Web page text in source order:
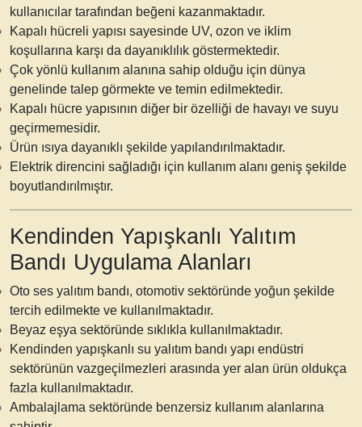
kullanıcılar tarafından beğeni kazanmaktadır.
Kapalı hücreli yapısı sayesinde UV, ozon ve iklim
koşullarına karşı da dayanıklılık göstermektedir.
Çok yönlü kullanım alanına sahip olduğu için dünya
genelinde talep görmekte ve temin edilmektedir.
Kapalı hücre yapısının diğer bir özelliği de havayı ve suyu
geçirmemesidir.
Ürün ısıya dayanıklı şekilde yapılandırılmaktadır.
Elektrik direncini sağladığı için kullanım alanı geniş şekilde
boyutlandırılmıştır.
Kendinden Yapışkanlı Yalıtım
Bandı Uygulama Alanları
Oto ses yalıtım bandı, otomotiv sektöründe yoğun şekilde
tercih edilmekte ve kullanılmaktadır.
Beyaz eşya sektöründe sıklıkla kullanılmaktadır.
Kendinden yapışkanlı su yalıtım bandı yapı endüstri
sektörünün vazgeçilmezleri arasında yer alan ürün oldukça
fazla kullanılmaktadır.
Ambalajlama sektöründe benzersiz kullanım alanlarına